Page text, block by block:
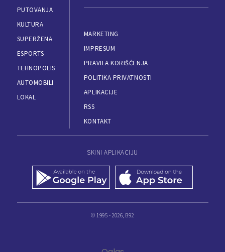
PUTOVANJA
KULTURA
SUPERŽENA
ESPORTS
TEHNOPOLIS
AUTOMOBILI
LOKAL
MARKETING
IMPRESUM
PRAVILA KORIŠĆENJA
POLITIKA PRIVATNOSTI
APLIKACIJE
RSS
KONTAKT
SKINI APLIKACIJU
© 1995 - 2026, B92